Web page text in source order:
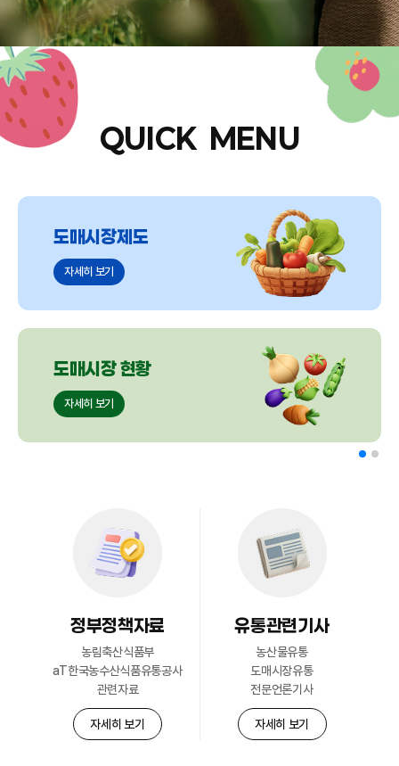
QUICK MENU
도매시장제도
자세히 보기
도매시장 현황
자세히 보기
자세히 보기
회원현황
자세히 보기
정부정책자료
농림축산식품부
aT한국농수산식품유통공사
관련자료
자세히 보기
유통관련기사
농산물유통
도매시장유통
전문언론기사
자세히 보기